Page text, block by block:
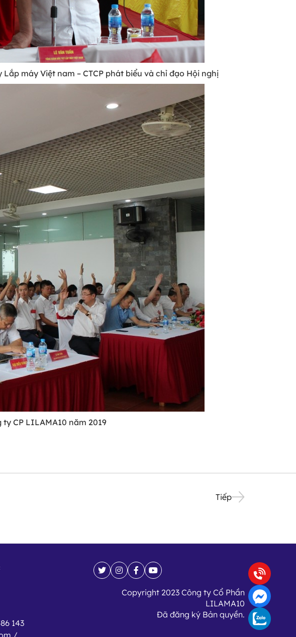
máy Việt nam – CTCP phát biểu và chỉ đạo Hội nghị
CP LILAMA10 năm 2019
Tiếp
143
Copyright 2023 Công ty Cổ Phần
LILAMA10
Đã đăng ký Bản quyền.